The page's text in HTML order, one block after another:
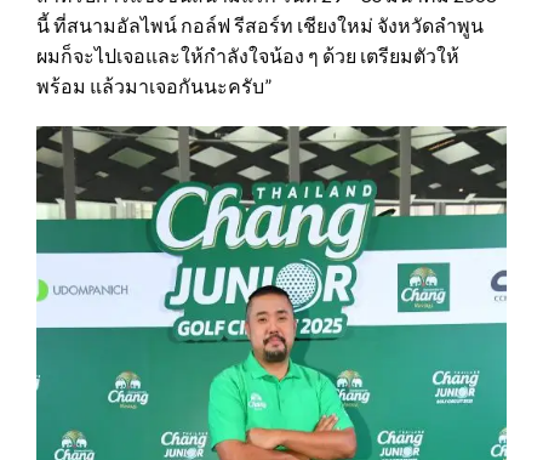
นี้ ที่สนามอัลไพน์ กอล์ฟ รีสอร์ท เชียงใหม่ จังหวัดลำพูน
ผมก็จะไปเจอและให้กำลังใจน้อง ๆ ด้วย เตรียมตัวให้
พร้อม แล้วมาเจอกันนะครับ”